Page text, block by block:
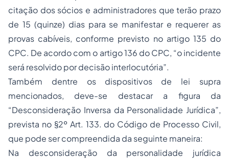
citação dos sócios e administradores que terão prazo
de 15 (quinze) dias para se manifestar e requerer as
provas cabíveis, conforme previsto no artigo 135 do
CPC. De acordo com o artigo 136 do CPC, “o incidente
será resolvido por decisão interlocutória”.
Também dentre os dispositivos de lei supra
mencionados, deve-se destacar a figura da
“Desconsideração Inversa da Personalidade Jurídica”,
prevista no §2º Art. 133. do Código de Processo Civil,
que pode ser compreendida da seguinte maneira:
Na desconsideração da personalidade jurídica